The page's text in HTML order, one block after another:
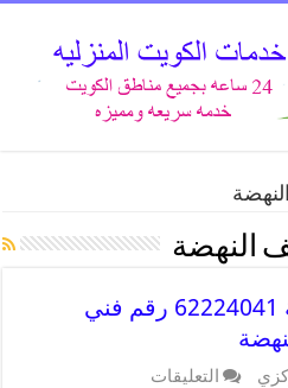
النهضة
رقم فني تكييف النهضة 62224041 رقم فني
التعليقات